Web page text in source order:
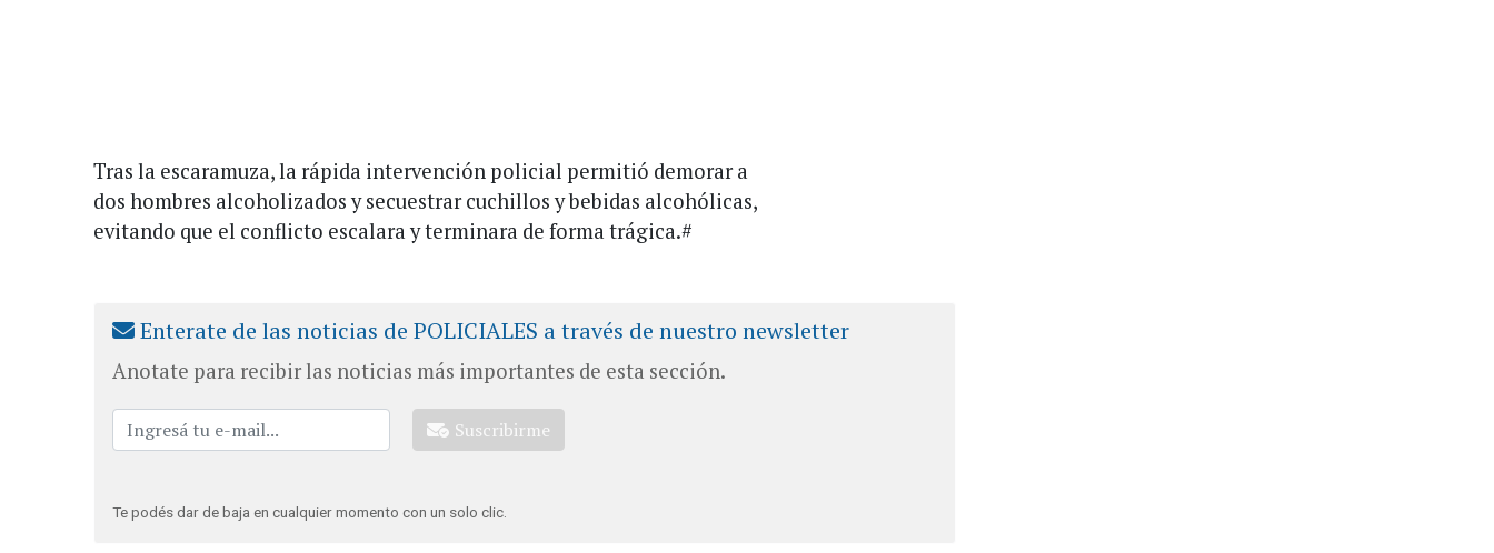
Tras la escaramuza, la rápida intervención policial permitió demorar a
dos hombres alcoholizados y secuestrar cuchillos y bebidas alcohólicas,
evitando que el conflicto escalara y terminara de forma trágica.#
Enterate de las noticias de POLICIALES a través de nuestro newsletter
Anotate para recibir las noticias más importantes de esta sección.
Suscribirme
Te podés dar de baja en cualquier momento con un solo clic.